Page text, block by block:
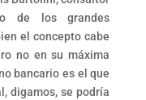
de los grandes
el concepto cabe
no en su máxima
bancario es el que
digamos, se podría